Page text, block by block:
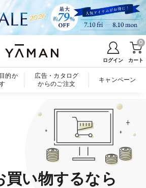
ログイン カート
0
的か
広告・カタログ
からのご注文
キャンペーン
買い物するなら